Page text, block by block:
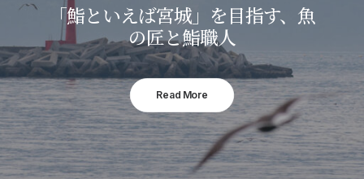
「鮨といえば宮城」を目指す、魚
の匠と鮨職人
Read More